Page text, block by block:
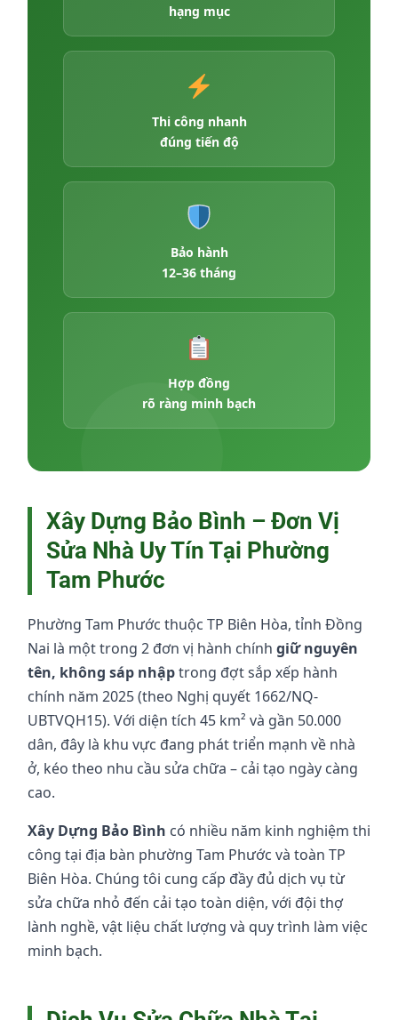
hạng mục
Thi công nhanh
đúng tiến độ
Bảo hành
12–36 tháng
Hợp đồng
rõ ràng minh bạch
Xây Dựng Bảo Bình – Đơn Vị
Sửa Nhà Uy Tín Tại Phường
Tam Phước
Phường Tam Phước thuộc TP Biên Hòa, tỉnh Đồng
Nai là một trong 2 đơn vị hành chính giữ nguyên
tên, không sáp nhậptrong đợt sắp xếp hành
chính năm 2025 (theo Nghị quyết 1662/NQ-
UBTVQH15). Với diện tích 45 km² và gần 50.000
dân, đây là khu vực đang phát triển mạnh về nhà
ở, kéo theo nhu cầu sửa chữa – cải tạo ngày càng
cao.
Xây Dựng Bảo Bình có nhiều năm kinh nghiệm thi
công tại địa bàn phường Tam Phước và toàn TP
Biên Hòa. Chúng tôi cung cấp đầy đủ dịch vụ từ
sửa chữa nhỏ đến cải tạo toàn diện, với đội thợ
lành nghề, vật liệu chất lượng và quy trình làm việc
minh bạch.